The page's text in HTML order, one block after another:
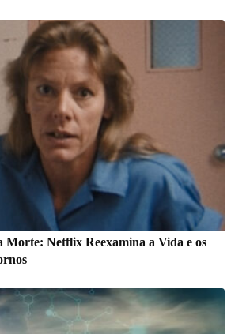
Morte: Netflix Reexamina a Vida e os